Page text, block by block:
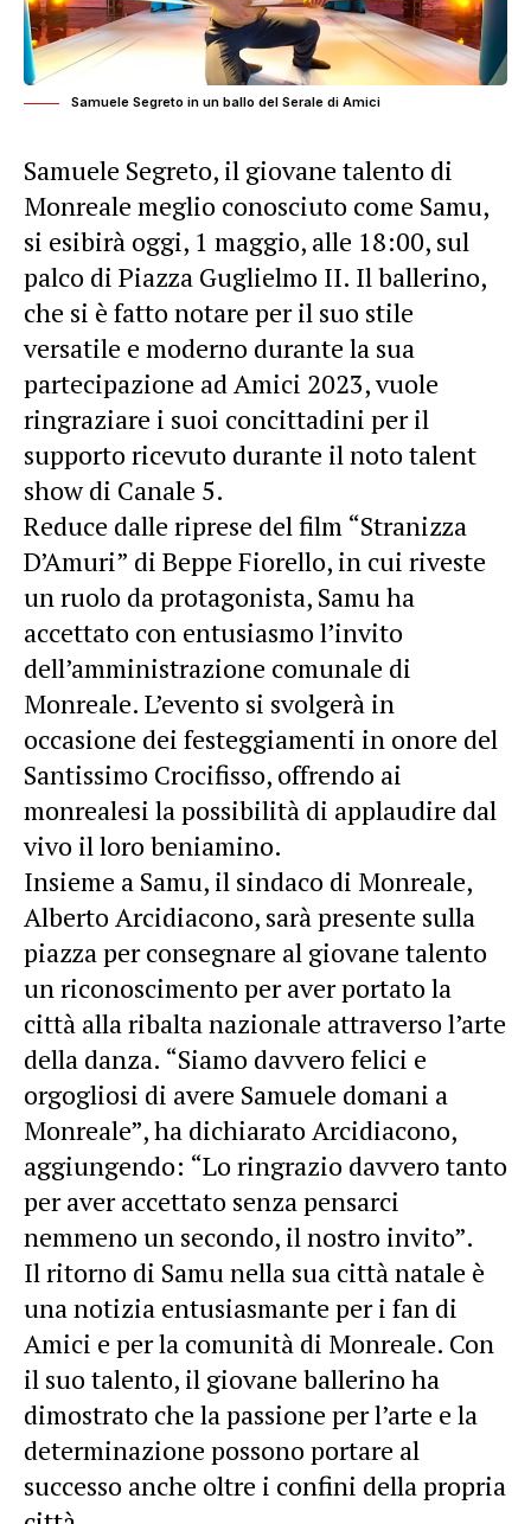
Samuele Segreto in un ballo del Serale di Amici
Samuele Segreto, il giovane talento di
Monreale meglio conosciuto come Samu,
si esibirà oggi, 1 maggio, alle 18:00, sul
palco di Piazza Guglielmo II. Il ballerino,
che si è fatto notare per il suo stile
versatile e moderno durante la sua
partecipazione ad Amici 2023, vuole
ringraziare i suoi concittadini per il
supporto ricevuto durante il noto talent
show di Canale 5.
Reduce dalle riprese del film “Stranizza
D’Amuri” di Beppe Fiorello, in cui riveste
un ruolo da protagonista, Samu ha
accettato con entusiasmo l’invito
dell’amministrazione comunale di
Monreale. L’evento si svolgerà in
occasione dei festeggiamenti in onore del
Santissimo Crocifisso, offrendo ai
monrealesi la possibilità di applaudire dal
vivo il loro beniamino.
Insieme a Samu, il sindaco di Monreale,
Alberto Arcidiacono, sarà presente sulla
piazza per consegnare al giovane talento
un riconoscimento per aver portato la
città alla ribalta nazionale attraverso l’arte
della danza. “Siamo davvero felici e
orgogliosi di avere Samuele domani a
Monreale”, ha dichiarato Arcidiacono,
aggiungendo: “Lo ringrazio davvero tanto
per aver accettato senza pensarci
nemmeno un secondo, il nostro invito”.
Il ritorno di Samu nella sua città natale è
una notizia entusiasmante per i fan di
Amici e per la comunità di Monreale. Con
il suo talento, il giovane ballerino ha
dimostrato che la passione per l’arte e la
determinazione possono portare al
successo anche oltre i confini della propria